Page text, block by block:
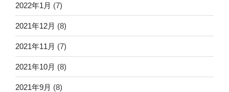
2022年1月 (7)
2021年12月 (8)
2021年11月 (7)
2021年10月 (8)
2021年9月 (8)